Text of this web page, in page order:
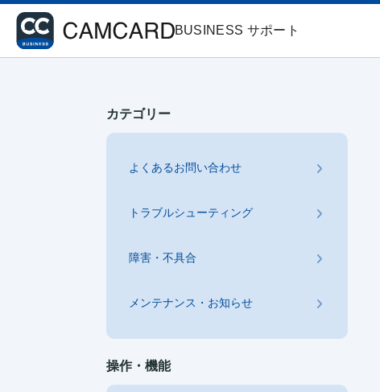
BUSINESS サポート
カテゴリー
よくあるお問い合わせ
トラブルシューティング
障害・不具合
メンテナンス・お知らせ
操作・機能